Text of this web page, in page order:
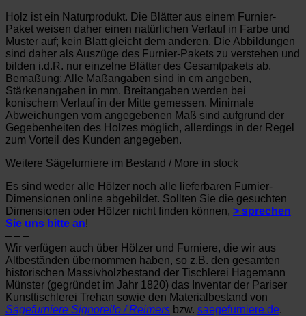
Holz ist ein Naturprodukt. Die Blätter aus einem Furnier-
Paket weisen daher einen natürlichen Verlauf in Farbe und
Muster auf; kein Blatt gleicht dem anderen. Die Abbildungen
sind daher als Auszüge des Furnier-Pakets zu verstehen und
bilden i.d.R. nur einzelne Blätter des Gesamtpakets ab.
Bemaßung: Alle Maßangaben sind in cm angeben,
Stärkenangaben in mm. Breitangaben werden bei
konischem Verlauf in der Mitte gemessen. Minimale
Abweichungen vom angegebenen Maß sind aufgrund der
Gegebenheiten des Holzes möglich, allerdings in der Regel
zum Vorteil des Kunden angegeben.
Weitere Sägefurniere im Bestand / More in stock
Es sind weder alle Hölzer noch alle lieferbaren Furnier-
Dimensionen online abgebildet. Sollten Sie die gesuchten
Dimensionen oder Hölzer nicht finden können, > sprechen
Sie uns bitte an!
– – –
Wir verfügen auch über Hölzer und Furniere, die wir aus
Altbeständen übernommen haben, so z.B. den gesamten
historischen Massivholzbestand der Tischlerei Hagemann
Münster (gegründet im Jahr 1820) das Inventar der Pariser
Kunsttischlerei Trehan sowie den Materialbestand von
Sägefurniere Signorello / Reimers bzw. saegefurniere.de.